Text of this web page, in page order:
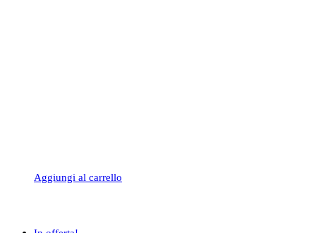
Aggiungi al carrello